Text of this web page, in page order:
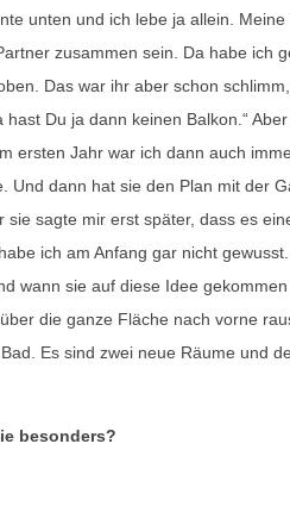
unten und ich lebe ja allein. Meine
zusammen sein. Da habe ich
Das war ihr aber schon
hast Du ja dann keinen Balkon.“
ersten Jahr war ich dann auch
Und dann hat sie den Plan mit der
sie sagte mir erst später, dass es
ich am Anfang gar nicht
wann sie auf diese Idee gekommen
die ganze Fläche nach vorne
Es sind zwei neue Räume und
besonders?